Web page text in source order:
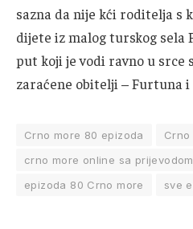
sazna da nije kći roditelja s
dijete iz malog turskog sela
put koji je vodi ravno u srce
zaraćene obitelji – Furtuna i
Crno more 80 epizoda
Crno
crno more online sa prijevodom
epizoda 80 Crno more
sve